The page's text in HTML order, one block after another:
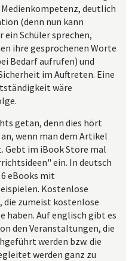
deutlich
(denn nun kann
Schüler sprechen,
ihre gesprochenen Worte
Bedarf aufrufen) und
im Auftreten. Eine
wäre
getan, denn dies hört
wenn man dem Artikel
Gebt im iBook Store mal
ein. In deutsch
eBooks mit
Kostenlose
die zumeist kostenlose
haben. Auf englisch gibt es
den Veranstaltungen, die
werden bzw. die
werden ganz zu